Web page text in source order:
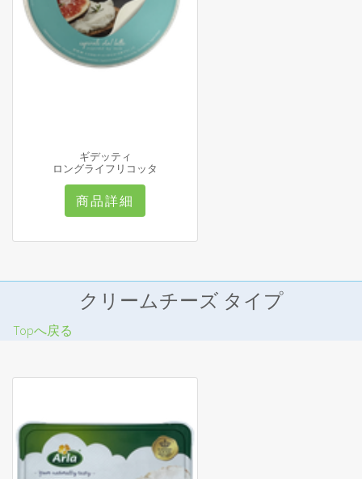
ギデッティ
ロングライフリコッタ
商品詳細
クリームチーズ タイプ
Topへ戻る